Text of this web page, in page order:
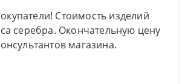
Стоимость изделий
серебра. Окончательную цену
магазина.